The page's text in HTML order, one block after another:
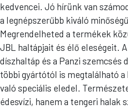
kedvencei. Jó hírünk van
a legnépszerűbb kiváló
Megrendelheted a termékek
JBL haltápjait és élő eleségeit.
díszhaltáp és a Panzi szemcsés
többi gyártótól is megtalálható a
való speciális eledel.
édesvízi, hanem a tengeri halak